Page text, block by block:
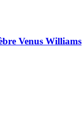
Venus Williams